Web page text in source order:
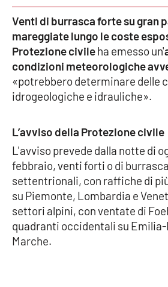
Meteo
Editoriali
VIDEO
Cronaca
Cultura
Economia e Lavoro
Politica
Venti di burrasca forte su gran
mareggiate lungo le coste
Protezione civileha emesso un'
condizioni meteorologiche
«potrebbero determinare delle
idrogeologiche e idrauliche».
L’avviso della Protezione civile
L'avviso prevede dalla notte di
febbraio, venti forti o di
settentrionali, con raffiche di
su Piemonte, Lombardia e
settori alpini, con ventate di
quadranti occidentali su Emilia-
Marche.